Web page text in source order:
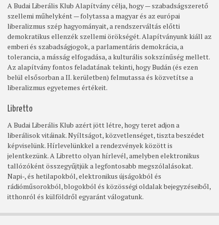
A Budai Liberális Klub Alapítvány célja, hogy — szabadságszerető
szellemi műhelyként — folytassa a magyar és az európai
liberalizmus szép hagyományait, a rendszerváltás előtti
demokratikus ellenzék szellemi örökségét. Alapítványunk kiáll az
emberi és szabadságjogok, a parlamentáris demokrácia, a
tolerancia, a másság elfogadása, a kulturális sokszínűség mellett.
Az alapítvány fontos feladatának tekinti, hogy Budán (és ezen
belül elsősorban a II. kerületben) felmutassa és közvetítse a
liberalizmus egyetemes értékeit.
Libretto
A Budai Liberális Klub azért jött létre, hogy teret adjon a
liberálisok vitáinak. Nyíltságot, közvetlenséget, tiszta beszédet
képviselünk. Hírlevelünkkel a rendezvények között is
jelentkezünk. A Libretto olyan hírlevél, amelyben elektronikus
tallózóként összegyűjtjük a legfontosabb megszólalásokat.
Napi-, és hetilapokból, elektronikus újságokból és
rádióműsorokból, blogokból és közösségi oldalak bejegyzéseiből,
itthonról és külföldről egyaránt válogatunk.